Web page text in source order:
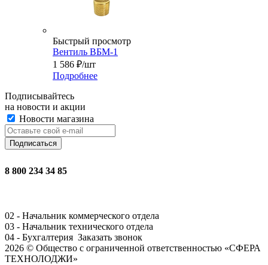
Быстрый просмотр
Вентиль ВБМ-1
1 586 ₽/шт
Подробнее
Подписывайтесь
на новости и акции
Новости магазина
8 800 234 34 85
02 - Начальник коммерческого отдела
03 - Начальник технического отдела
04 - Бухгалтерия Заказать звонок
2026 © Общество с ограниченной ответственностью «СФЕРА
ТЕХНОЛОДЖИ»